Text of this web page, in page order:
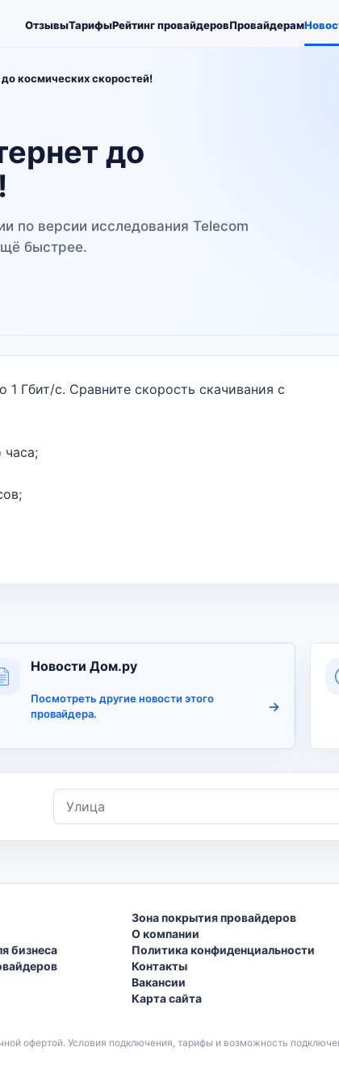
ОтзывыТарифыРейтинг провайдеровПровайдерам
космических скоростей!
до
по версии исследования Telecom
быстрее.
Гбит/с. Сравните скорость скачивания с
Новости Дом.ру
Посмотреть другие новости этого
провайдера.
Улица
бизнеса
Зона покрытия провайдеров
О компании
Политика конфиденциальности
Контакты
Вакансии
Карта сайта
офертой. Условия подключения, тарифы и возможность